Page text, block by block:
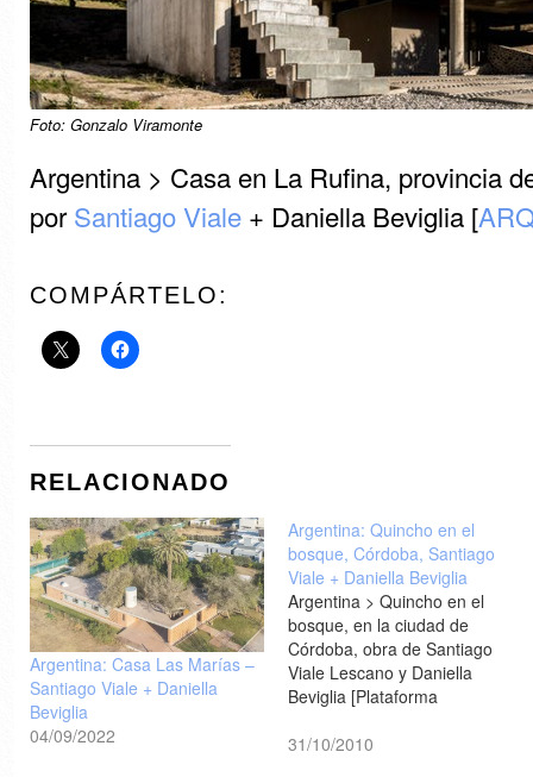
Foto: Gonzalo Viramonte
Argentina > Casa en La Rufina, provincia
porSantiago Viale+ Daniella Beviglia [
COMPÁRTELO:
RELACIONADO
Argentina: Casa Las Marías –
Santiago Viale + Daniella
Beviglia
04/09/2022
Argentina: Quincho en el
bosque, Córdoba, Santiago
Viale + Daniella Beviglia
Argentina > Quincho en el
bosque, en la ciudad de
Córdoba, obra de Santiago
Viale Lescano y Daniella
Beviglia [Plataforma
31/10/2010